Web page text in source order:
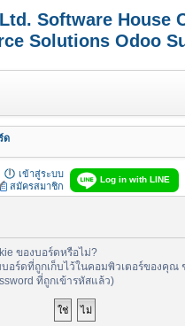
Software House
Solutions Odoo
ด
Log in with LINE
เข้าสู่ระบบ
สมัครสมาชิก
ของบอร์ดหรือไม่?
อร์ดที่ถูกเก็บไว้ในคอมพิวเตอร์ของคุณ
ที่ถูกเข้ารหัสแล้ว)